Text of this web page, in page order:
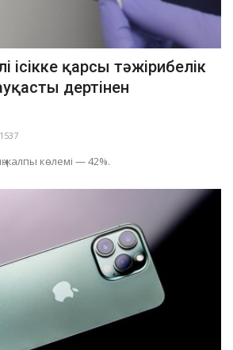
ісікке қарсы тәжірибелік
дертінен
1537
жалпы көлемі — 42%.